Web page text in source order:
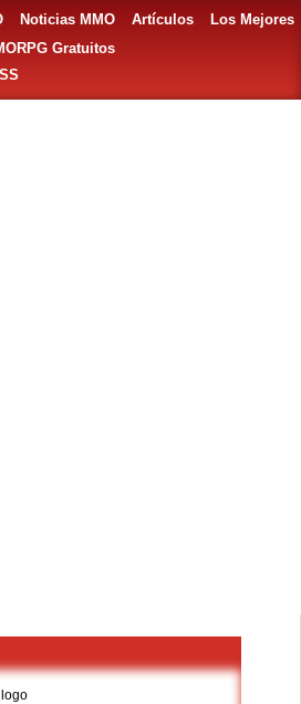
Noticias MMO Artículos
Los Mejores
Gratuitos